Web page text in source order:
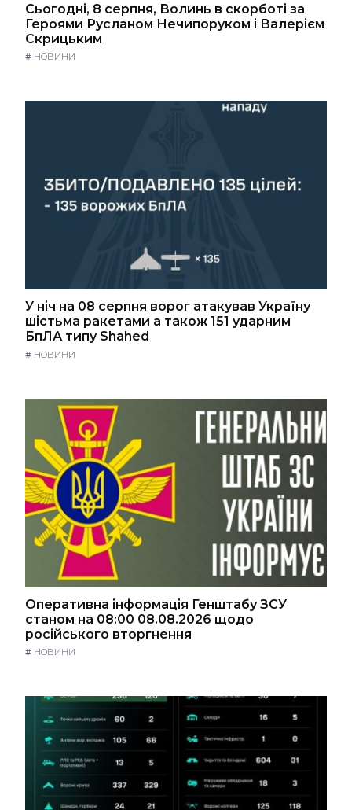
Сьогодні, 8 серпня, Волинь в скорботі за
Героями Русланом Нечипоруком і Валерієм
Скрицьким
# НОВИНИ
У ніч на 08 серпня ворог атакував Україну
шістьма ракетами а також 151 ударним
БпЛА типу Shahed
# НОВИНИ
Оперативна інформація Генштабу ЗСУ
станом на 08:00 08.08.2026 щодо
російського вторгнення
# НОВИНИ